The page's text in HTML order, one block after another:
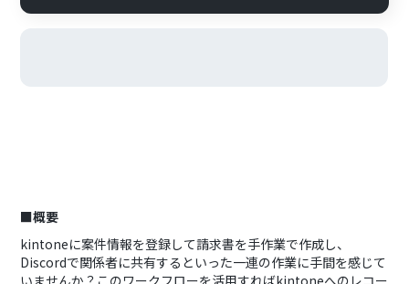
■概要
kintoneに案件情報を登録して請求書を手作業で作成し、
Discordで関係者に共有するといった一連の作業に手間を感じて
いませんか？このワークフローを活用すればkintoneへのレコー